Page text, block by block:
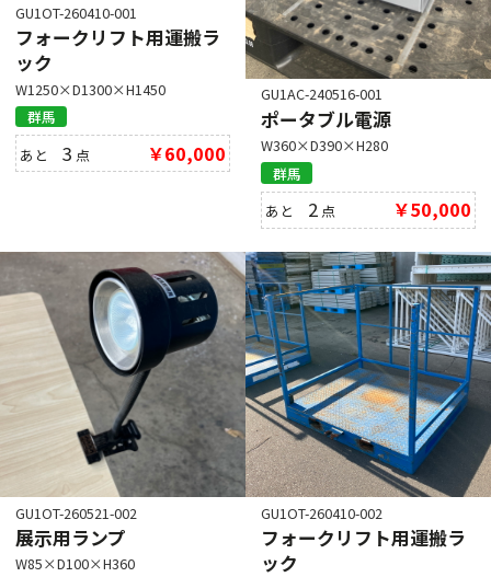
GU1OT-260410-001
フォークリフト用運搬ラ
ック
W1250×D1300×H1450
群馬
あと3 点 ￥60,000
GU1AC-240516-001
ポータブル電源
W360×D390×H280
群馬
あと 2 点 ￥50,000
GU1OT-260521-002
展示用ランプ
W85×D100×H360
GU1OT-260410-002
フォークリフト用運搬ラ
ック